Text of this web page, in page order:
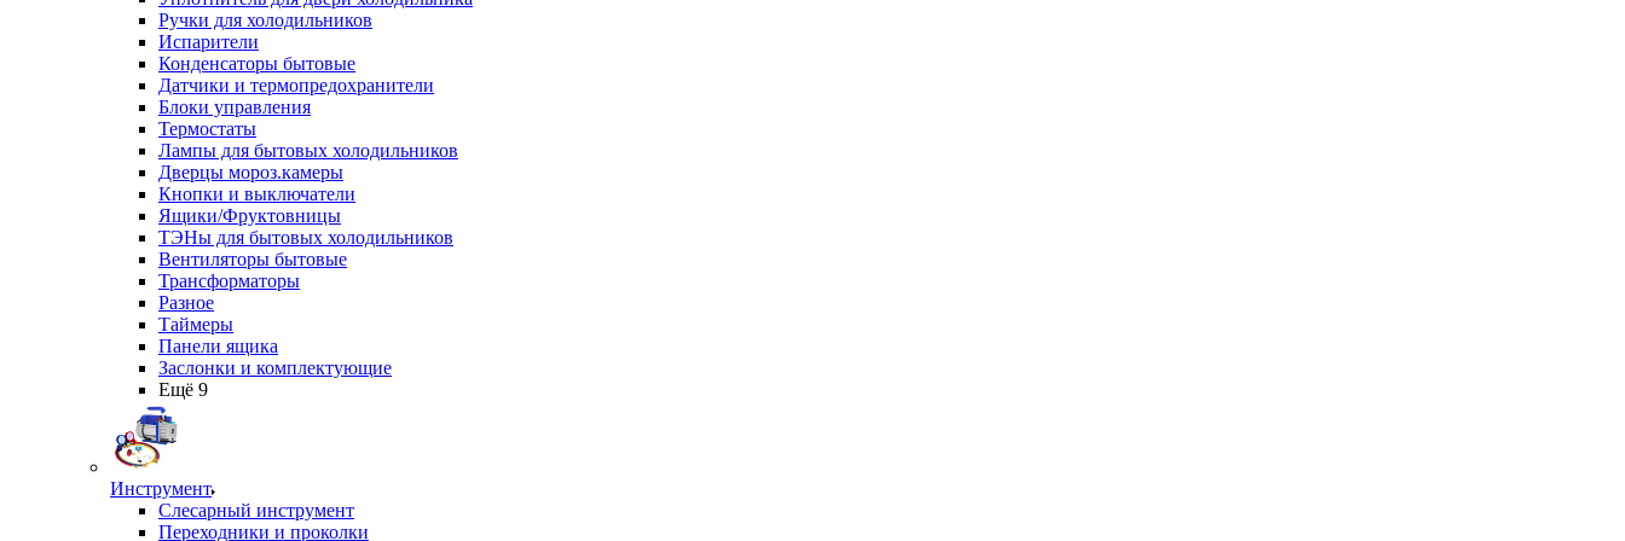
Ручки для холодильников
Испарители
Конденсаторы бытовые
Датчики и термопредохранители
Блоки управления
Термостаты
Лампы для бытовых холодильников
Дверцы мороз.камеры
Кнопки и выключатели
Ящики/Фруктовницы
ТЭНы для бытовых холодильников
Вентиляторы бытовые
Трансформаторы
Разное
Таймеры
Панели ящика
Заслонки и комплектующие
Ещё 9
Инструмент
Слесарный инструмент
Переходники и проколки